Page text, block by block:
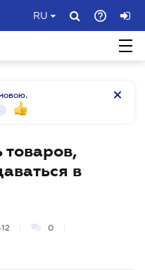
RU
в
0